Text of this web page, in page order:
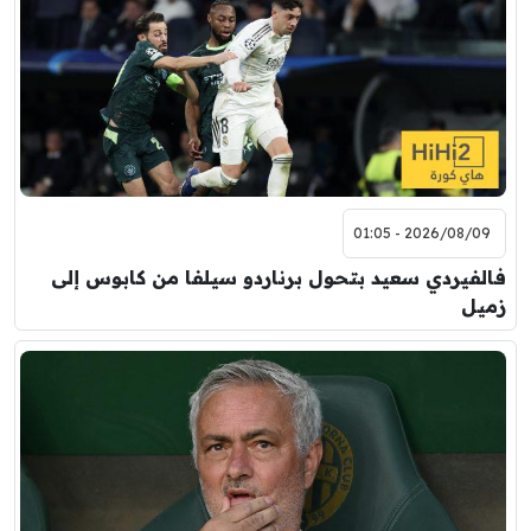
2026/08/09 - 01:05
فالفيردي سعيد بتحول برناردو سيلفا من كابوس إلى
زميل